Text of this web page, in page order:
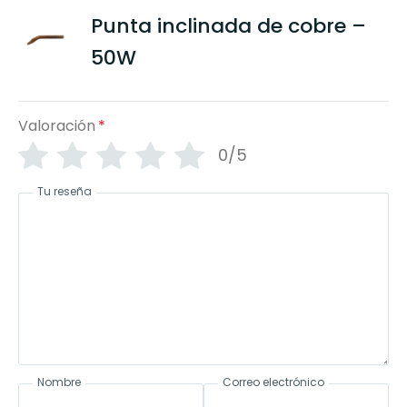
Punta inclinada de cobre –
50W
Valoración *
0/5
Tu reseña
Nombre Correo electrónico